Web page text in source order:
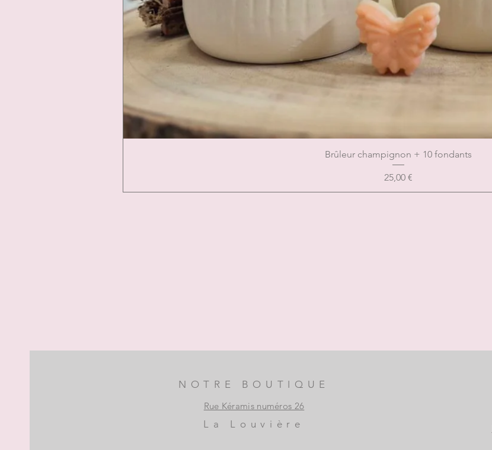
Brûleur champignon + 10 fondants
Prix
25,00 €
NOTRE BOUTIQUE
Rue Kéramis numéros 26
La Louvière